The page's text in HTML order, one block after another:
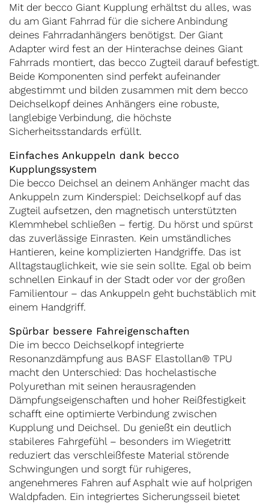
Mit der becco Giant Kupplung erhältst du alles, was
du am Giant Fahrrad für die sichere Anbindung
deines Fahrradanhängers benötigst. Der Giant
Adapter wird fest an der Hinterachse deines Giant
Fahrrads montiert, das becco Zugteil darauf befestigt.
Beide Komponenten sind perfekt aufeinander
abgestimmt und bilden zusammen mit dem becco
Deichselkopf deines Anhängers eine robuste,
langlebige Verbindung, die höchste
Sicherheitsstandards erfüllt.
Einfaches Ankuppeln dank becco
Kupplungssystem
Die becco Deichsel an deinem Anhänger macht das
Ankuppeln zum Kinderspiel: Deichselkopf auf das
Zugteil aufsetzen, den magnetisch unterstützten
Klemmhebel schließen – fertig. Du hörst und spürst
das zuverlässige Einrasten. Kein umständliches
Hantieren, keine komplizierten Handgriffe. Das ist
Alltagstauglichkeit, wie sie sein sollte. Egal ob beim
schnellen Einkauf in der Stadt oder vor der großen
Familientour – das Ankuppeln geht buchstäblich mit
einem Handgriff.
Spürbar bessere Fahreigenschaften
Die im becco Deichselkopf integrierte
Resonanzdämpfung aus BASF Elastollan® TPU
macht den Unterschied: Das hochelastische
Polyurethan mit seinen herausragenden
Dämpfungseigenschaften und hoher Reißfestigkeit
schafft eine optimierte Verbindung zwischen
Kupplung und Deichsel. Du genießt ein deutlich
stabileres Fahrgefühl – besonders im Wiegetritt
reduziert das verschleißfeste Material störende
Schwingungen und sorgt für ruhigeres,
angenehmeres Fahren auf Asphalt wie auf holprigen
Waldpfaden. Ein integriertes Sicherungsseil bietet